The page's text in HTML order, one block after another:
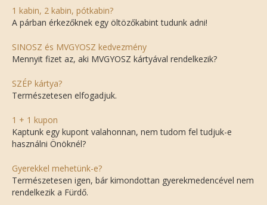
1 kabin, 2 kabin, pótkabin?
A párban érkezőknek egy öltözőkabint tudunk adni!
SINOSZ és MVGYOSZ kedvezmény
Mennyit fizet az, aki MVGYOSZ kártyával rendelkezik?
SZÉP kártya?
Természetesen elfogadjuk.
1 + 1 kupon
Kaptunk egy kupont valahonnan, nem tudom fel tudjuk-e
használni Önöknél?
Gyerekkel mehetünk-e?
Természetesen igen, bár kimondottan gyerekmedencével nem
rendelkezik a Fürdő.